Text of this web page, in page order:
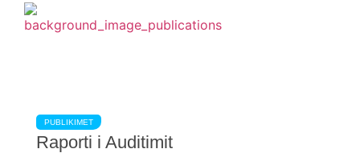
PUBLIKIMET
Raporti i Auditimit